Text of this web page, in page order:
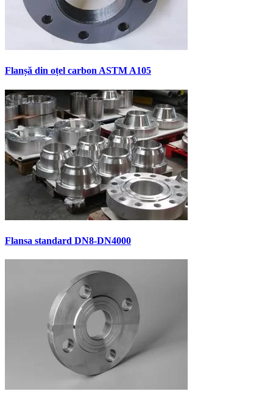
Flanșă din oțel carbon ASTM A105
Flansa standard DN8-DN4000